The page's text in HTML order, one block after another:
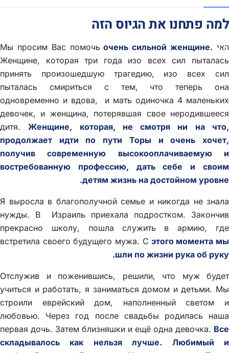
למה פתחנו את הגיוס הזה
האי Мы просим Вас помочь очень сильной женщине.
Женщине, которая три года изо всех сил пыталась
принять произошедшую трагедию, изо всех сил
пыталась смириться с тем, что теперь она
одновременно и вдова, и мать одиночка 4 маленьких
девочек, и женщина, потерявшая свое неродившееся
дитя.Женщине, которая, не смотря ни на что,
продолжает идти по пути Торы и очень хочет,
получив современную высокооплачиваемую и
востребованную профессию, дать себе и своим
детям жизнь на достойном уровне.
Я выросла в благополучной семье и никогда не знала
нужды. В Израиль приехала подростком. Закончив
прекрасно школу, пошла служить в армию, где
встретила своего будущего мужа. С этого момента мы
шли по жизни рука об руку.
Отслужив и поженившись, решили, что муж будет
учиться и работать, я заниматься домом и детьми. Мы
строили еврейский дом, наполненный светом и
любовью. Через год после свадьбы родилась наша
первая дочь. Затем близняшки и ещё одна девочка. Все
складывалось как нельзя лучше. Любимый и